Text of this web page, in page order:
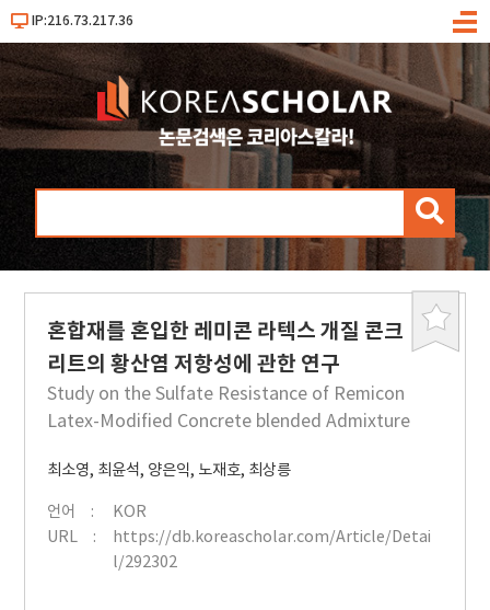
IP:216.73.217.36
메
검
북
혼합재를 혼입한 레미콘 라텍스 개질 콘크
리트의 황산염 저항성에 관한 연구
Study on the Sulfate Resistance of Remicon
Latex-Modified Concrete blended Admixture
최소영, 최윤석, 양은익, 노재호, 최상릉
언어
KOR
URL
https://db.koreascholar.com/Article/Detai
l/292302